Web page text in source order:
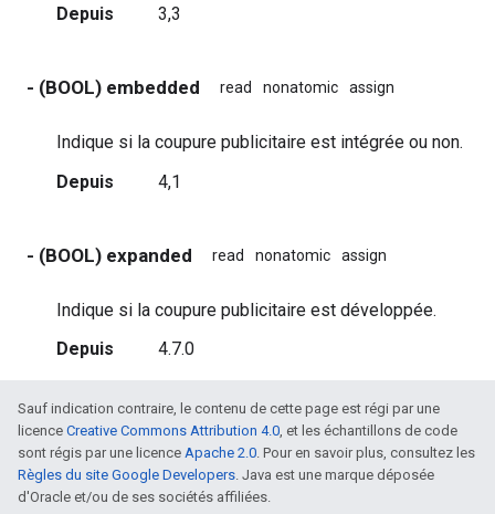
Depuis
3,3
- (BOOL) embedded read nonatomic assign
Indique si la coupure publicitaire est intégrée ou non.
Depuis
4,1
- (BOOL) expanded read nonatomic assign
Indique si la coupure publicitaire est développée.
Depuis
4.7.0
Sauf indication contraire, le contenu de cette page est régi par une
licence Creative Commons Attribution 4.0 , et les échantillons de code
sont régis par une licence Apache 2.0 . Pour en savoir plus, consultez les
Règles du site Google Developers . Java est une marque déposée
d'Oracle et/ou de ses sociétés affiliées.